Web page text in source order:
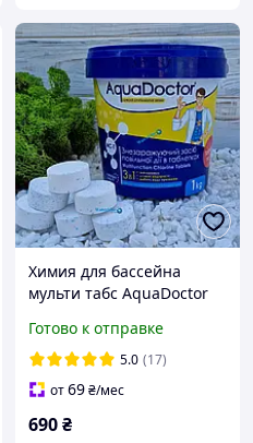
Химия для бассейна
мульти табс AquaDoctor
Аквадоктор маленькие
таблетки для бассейна 20
г
Готово к отправке
5.0 (17)
от69₴/мес
690₴